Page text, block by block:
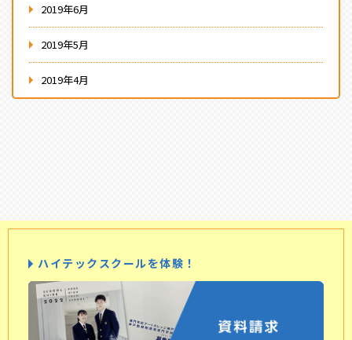
2019年6月
2019年5月
2019年4月
ハイテックスクールを体験！